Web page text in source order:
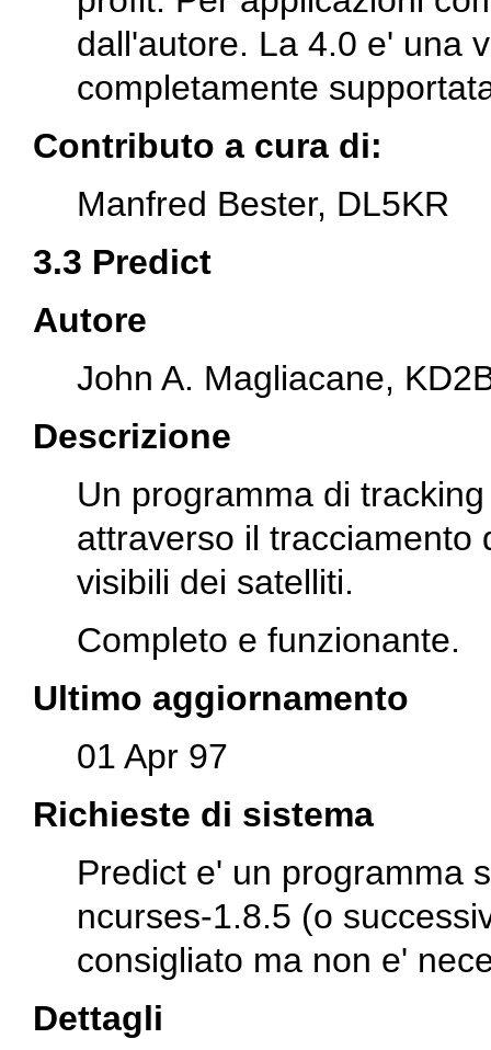
dall'autore. La 4.0 e' una
completamente
Contributo a cura di:
Manfred Bester, DL5KR
3.3 Predict
Autore
John A. Magliacane,
Descrizione
Un programma di
attraverso il tracciamento
visibili dei satelliti.
Completo e funzionante.
Ultimo aggiornamento
01 Apr 97
Richieste di sistema
Predict e' un programma
ncurses-1.8.5 (o
consigliato ma non e'
Dettagli